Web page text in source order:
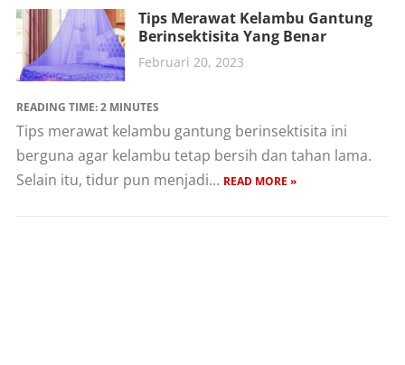
Tips Merawat Kelambu Gantung
Berinsektisita Yang Benar
Februari 20, 2023
READING TIME:2 MINUTES
Tips merawat kelambu gantung berinsektisita ini
berguna agar kelambu tetap bersih dan tahan lama.
Selain itu, tidur pun menjadi... READ MORE »